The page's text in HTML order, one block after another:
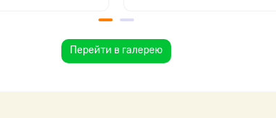
Перейти в галерею